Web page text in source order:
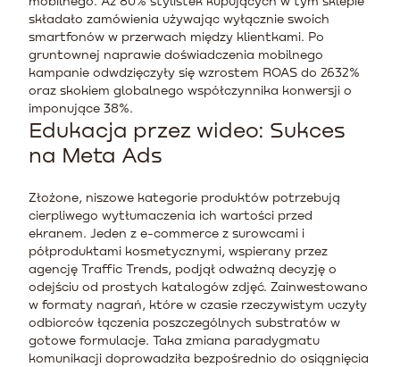
składało zamówienia używając wyłącznie swoich
smartfonów w przerwach między klientkami. Po
gruntownej naprawie doświadczenia mobilnego
kampanie odwdzięczyły się wzrostem ROAS do 2632%
oraz skokiem globalnego współczynnika konwersji o
imponujące 38%.
Edukacja przez wideo: Sukces
na Meta Ads
Złożone, niszowe kategorie produktów potrzebują
cierpliwego wytłumaczenia ich wartości przed
ekranem. Jeden z e-commerce z surowcami i
półproduktami kosmetycznymi, wspierany przez
agencję Traffic Trends, podjął odważną decyzję o
odejściu od prostych katalogów zdjęć. Zainwestowano
w formaty nagrań, które w czasie rzeczywistym uczyły
odbiorców łączenia poszczególnych substratów w
gotowe formulacje. Taka zmiana paradygmatu
komunikacji doprowadziła bezpośrednio do osiągnięcia